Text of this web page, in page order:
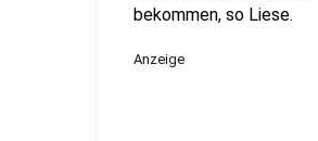
bekommen, so Liese.
Anzeige